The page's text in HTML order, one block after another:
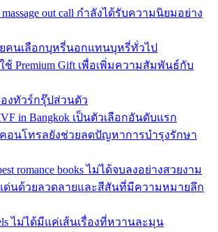
out call กำลังได้รับความนิยมอย่าง
คนเลือกบุหรี่นอกแทนบุหรี่ทั่วไป
ช้ Premium Gift เพื่อเพิ่มความสัมพันธ์กับ
งทัวร์กรุ๊ปส่วนตัว
in Bangkok เป็นตัวเลือกอันดับแรก
อนโทรลยังช่วยลดปัญหาการบำรุงรักษา
romance books ไม่ได้จบลงอย่างสวยงาม
ด่นด้วยลวดลายและสีสันที่มีความหมายลึก
ไม่ได้มีแค่เส้นเรื่องที่หวานละมุน